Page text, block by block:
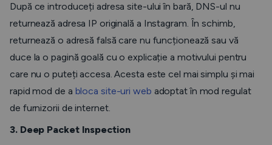
După ce introduceți adresa site-ului în bară, DNS-ul nu
returnează adresa IP originală a Instagram. În schimb,
returnează o adresă falsă care nu funcționează sau vă
duce la o pagină goală cu o explicație a motivului pentru
care nu o puteți accesa. Acesta este cel mai simplu și mai
rapid mod de a bloca site-uri web adoptat în mod regulat
de furnizorii de internet.
3. Deep Packet Inspection